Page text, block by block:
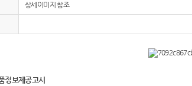
AP-100071
상세이미지 참조
정보제공고시